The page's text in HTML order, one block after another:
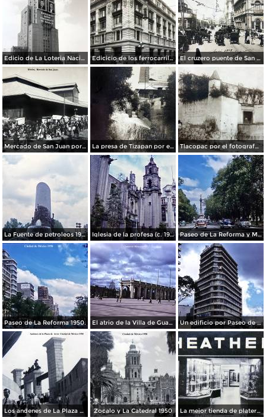
Edicio de La Loteria Nacional Ciudad de México Abril de 1964 Edicicio de los ferrocarriles. El cruzero puente de San Francisco y Guardiola por el fotografo Felix Miret.
Mercado de San Juan por el fotografo Felix Miret La presa de Tizapan por el fotografo Fernando Kososky. ( Circulada el 22 de Diembre de 1910 ). Tlacopac por el fotografo Hugo Brehme.
La Fuente de petroleos 1950. Iglesia de la profesa (c. 1950) Paseo de La Reforma y Mto a La Independencia 1950
Paseo de La Reforma 1950. El atrio de la Villa de Guadalupe 1950. Un edificio por Paseo de La Reforma 1950
Los andenes de La Plaza de toros Ciudad de México 1950 Zocalo y La Catedral 1950 La mejor tienda de plateria.